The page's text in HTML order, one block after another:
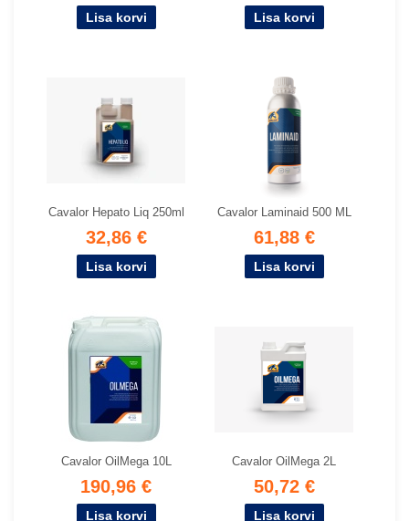
Cavalor Hepato Liq 250ml
32,86 €
Cavalor Laminaid 500 ML
61,88 €
Cavalor OilMega 10L
190,96 €
Cavalor OilMega 2L
50,72 €